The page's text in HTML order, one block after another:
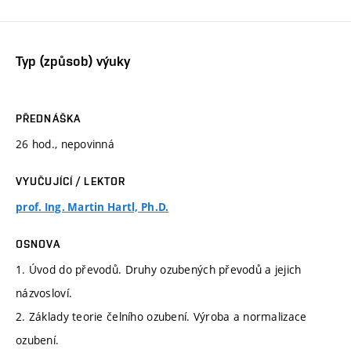
Typ (způsob) výuky
PŘEDNÁŠKA
26 hod., nepovinná
VYUČUJÍCÍ / LEKTOR
prof. Ing. Martin Hartl, Ph.D.
OSNOVA
1. Úvod do převodů. Druhy ozubených převodů a jejich
názvosloví.
2. Základy teorie čelního ozubení. Výroba a normalizace
ozubení.